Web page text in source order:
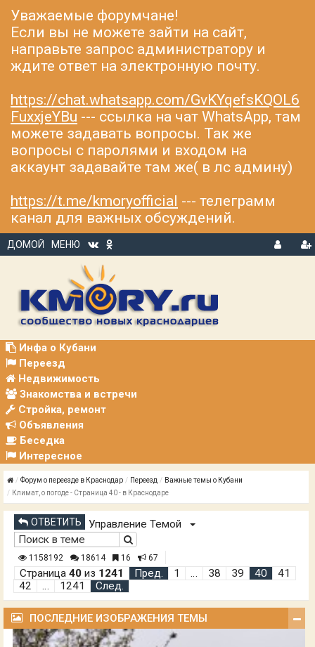
Уважаемые форумчане!
Если вы не можете зайти на сайт,
направьте запрос администратору и
ждите ответ на электронную почту.
https://chat.whatsapp.com/GvKYqefsKQOL6
FuxxjeYBu --- ссылка на чат WhatsApp, там
можете задавать вопросы. Так же
вопросы с паролями и входом на
аккаунт задавайте там же( в лс админу)
https://t.me/kmoryofficial --- телеграмм
канал для важных обсуждений.
ДОМОЙ
МЕНЮ
В
Р
Инфа о Кубани
Переезд
Недвижимость
Знакомства и встречи
Стройка, ремонт
Объявления
Беседка
Интересное
Форум о переезде в Краснодар Переезд
Важные темы о Кубани
Климат, о погоде - Страница 40 - в Краснодаре
ОТВЕТИТЬ Управление Темой
1158192 18614 16 67
Страница 40 из 1241 Пред. 1 … 38 39 40
41
42
… 1241 След.
ПОСЛЕДНИЕ ИЗОБРАЖЕНИЯ ТЕМЫ